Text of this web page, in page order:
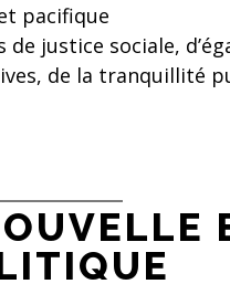
pacifique
justice sociale,
de la tranquillité